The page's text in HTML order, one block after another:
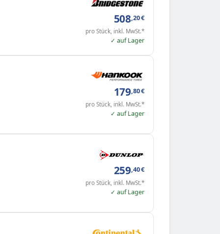
508,20€
pro Stück, inkl. MwSt.*
✓ auf Lager
179,80€
pro Stück, inkl. MwSt.*
✓ auf Lager
259,40€
pro Stück, inkl. MwSt.*
✓ auf Lager